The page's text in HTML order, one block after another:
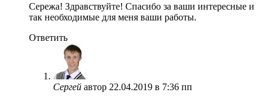
Сережа! Здравствуйте! Спасибо за ваши интересные и
так необходимые для меня ваши работы.
Ответить
Сергей автор 22.04.2019 в 7:36 пп